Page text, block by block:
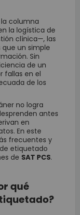
columna
la logística de
clínica—, las
un simple
Sin
de un
fallas en el
de los
no logra
antes
en
En este
frecuentes y
etiquetado
de SAT PCS.
qué